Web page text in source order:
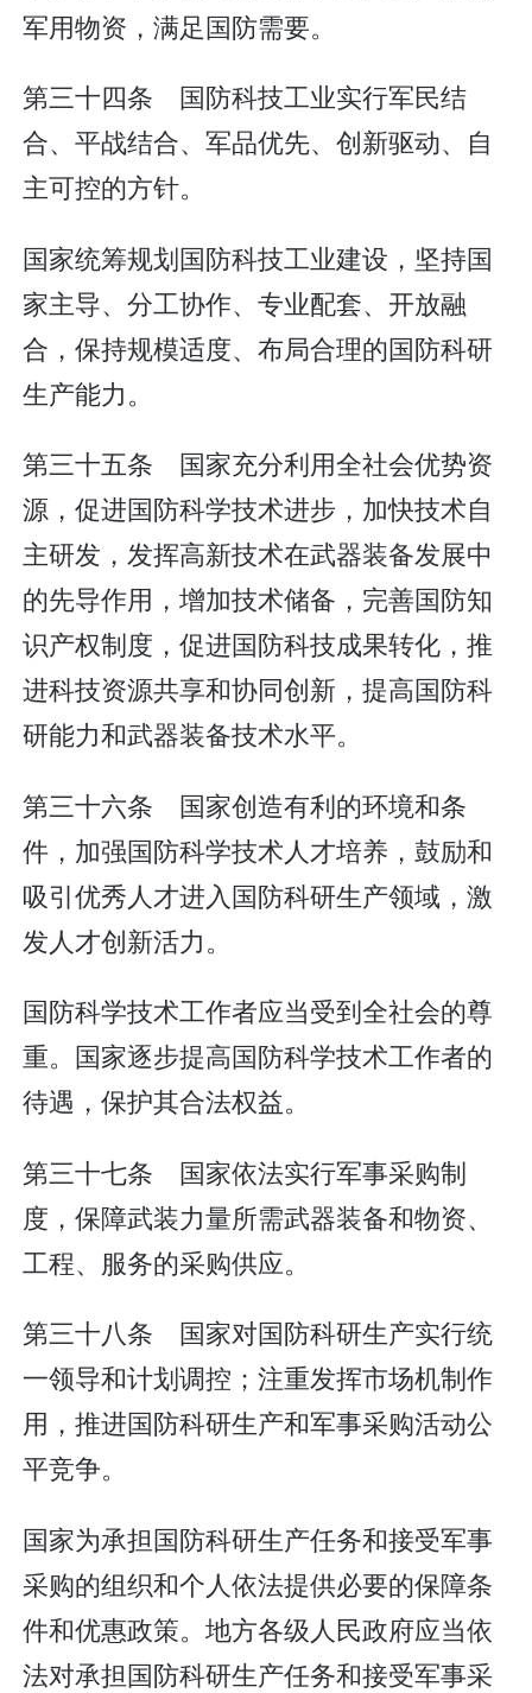
军用物资，满足国防需要。
第三十四条 国防科技工业实行军民结
合、平战结合、军品优先、创新驱动、自
主可控的方针。
国家统筹规划国防科技工业建设，坚持国
家主导、分工协作、专业配套、开放融
合，保持规模适度、布局合理的国防科研
生产能力。
第三十五条 国家充分利用全社会优势资
源，促进国防科学技术进步，加快技术自
主研发，发挥高新技术在武器装备发展中
的先导作用，增加技术储备，完善国防知
识产权制度，促进国防科技成果转化，推
进科技资源共享和协同创新，提高国防科
研能力和武器装备技术水平。
第三十六条 国家创造有利的环境和条
件，加强国防科学技术人才培养，鼓励和
吸引优秀人才进入国防科研生产领域，激
发人才创新活力。
国防科学技术工作者应当受到全社会的尊
重。国家逐步提高国防科学技术工作者的
待遇，保护其合法权益。
第三十七条 国家依法实行军事采购制
度，保障武装力量所需武器装备和物资、
工程、服务的采购供应。
第三十八条 国家对国防科研生产实行统
一领导和计划调控；注重发挥市场机制作
用，推进国防科研生产和军事采购活动公
平竞争。
国家为承担国防科研生产任务和接受军事
采购的组织和个人依法提供必要的保障条
件和优惠政策。地方各级人民政府应当依
法对承担国防科研生产任务和接受军事采